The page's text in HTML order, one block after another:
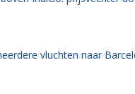
vluchten naar